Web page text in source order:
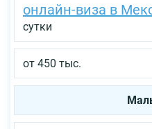
онлайн-виза в
сутки
от 450 тыс.